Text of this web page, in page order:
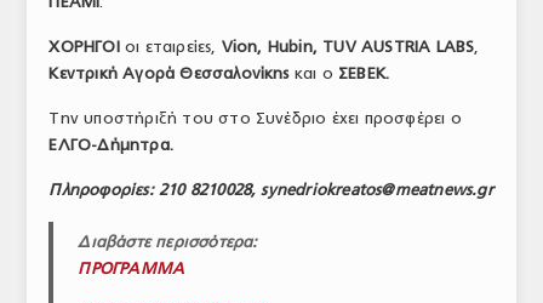
ΧΟΡΗΓΟΙοι εταιρείες, Vion, Hubin, TUV AUSTRIA LABS,
Κεντρική Αγορά Θεσσαλονίκηςκαι ο ΣΕΒΕΚ.
Την υποστήριξή του στο Συνέδριο έχει προσφέρει ο
ΕΛΓΟ-Δήμητρα.
Πληροφορίες: 210 8210028, synedriokreatos@meatnews.gr
Διαβάστε περισσότερα:
ΠΡΟΓΡΑΜΜΑ